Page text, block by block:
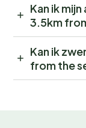
Kan ik
3.5km
Kan ik
from the